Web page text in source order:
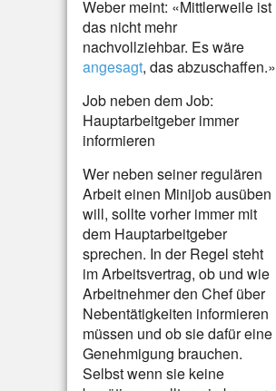
Weber meint: «Mittlerweile ist
das nicht mehr
nachvollziehbar. Es wäre
angesagt, das abzuschaffen.»
Job neben dem Job:
Hauptarbeitgeber immer
informieren
Wer neben seiner regulären
Arbeit einen Minijob ausüben
will, sollte vorher immer mit
dem Hauptarbeitgeber
sprechen. In der Regel steht
im Arbeitsvertrag, ob und wie
Arbeitnehmer den Chef über
Nebentätigkeiten informieren
müssen und ob sie dafür eine
Genehmigung brauchen.
Selbst wenn sie keine